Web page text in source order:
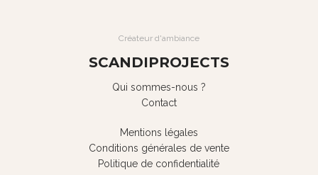
Créateur d'ambiance
SCANDIPROJECTS
Qui sommes-nous ?
Contact
Mentions légales
Conditions générales de vente
Politique de confidentialité